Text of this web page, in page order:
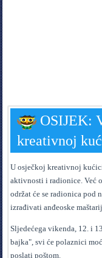
OSIJEK:
kreativnoj
U osječkoj kreativnoj
aktivnosti i radionice. Već
održat će se radionica pod
izrađivati anđeoske
Sljedećega vikenda, 12. i
bajka", svi će polaznici
poslati poštom.